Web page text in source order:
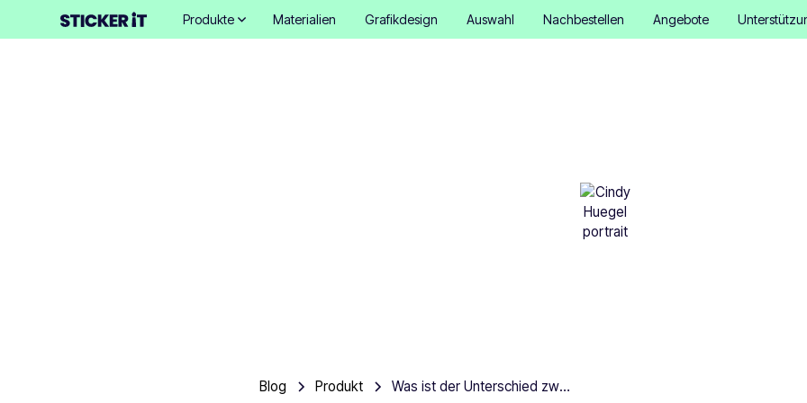
Produkte Materialien Grafikdesign Auswahl Nachbestellen Angebote
Blog Produkt Was ist der Unterschied zwischen Autoaufklebern und Autoaufklebern?